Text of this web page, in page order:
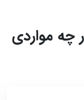
چه مواردی